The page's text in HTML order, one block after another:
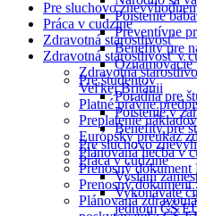
Poistenie
Preventívne
Benefity pre
Pre študentov
Poradňa pre
Poistenie v
Benefity pre
Pre sluchovo
Práca v cudzine
Vyslaní
Vykonávate
jednom ČŠ
Pre sluchovo
Práca v cudzine
Zdravotná starostlivosť
Zdravotná starostlivosť v
Zdravotná
Veľkej Británii
Platné právne
Preplatenie nákladov
Európsky preukaz
Plánovaná liečba v
Prenosný
Prenosný dokument
Plánovaná